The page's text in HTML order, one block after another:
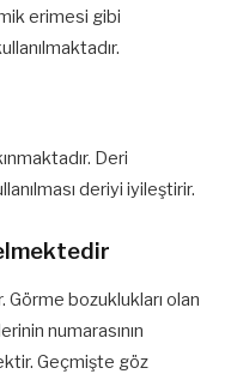
erimesi gibi
Deri
deriyi iyileştirir.
Görme bozuklukları olan
numarasının
Geçmişte göz